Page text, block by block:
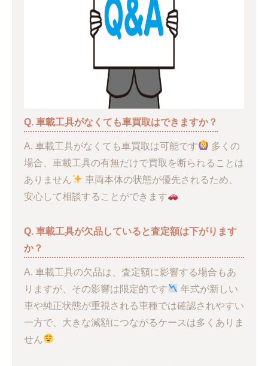
Q. 車載工具がなくても車買取はできますか？
A. 車載工具がなくても車買取は可能です
多くの
場合、車載工具の有無だけで買取を断られることは
ありません
車両本体の状態が優先されるため、
安心して相談することができます
Q. 車載工具が欠品していると査定額は下がります
か？
A. 車載工具の欠品は、査定額に影響する場合もあ
りますが、その影響は限定的です
年式が新しい
車や純正状態が重視される車種では確認されやすい
一方で、大きな減額につながるケースは多くありま
せん